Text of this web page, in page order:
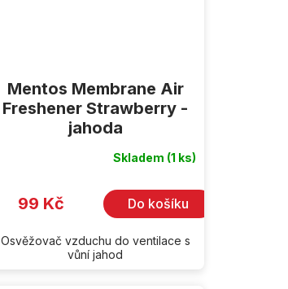
Mentos Membrane Air
Freshener Strawberry -
jahoda
Skladem (1 ks)
99 Kč Do košíku
Osvěžovač vzduchu do ventilace s
vůní jahod